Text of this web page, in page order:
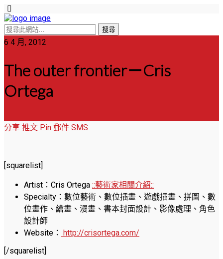
6 4 月, 2012
The outer frontier－Cris
Ortega
分享 推文 Pin 郵件 SMS
[squarelist]
Artist：Cris Ortega ::藝術家相關介紹::
Specialty：數位藝術、數位插畫、遊戲插畫、拼圖、數
位畫作、繪畫、漫畫、書本封面設計、影像處理、角色
設計師
Website： http://crisortega.com/
[/squarelist]